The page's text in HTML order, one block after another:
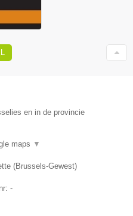
en in de provincie
maps ▼
(Brussels-Gewest)
-